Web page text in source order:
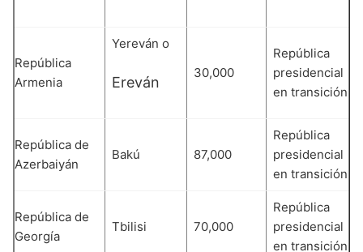
República
Armenia
Yereván o
Ereván
30,000
República
presidencial
en transición
República de
Azerbaiyán
Bakú 87,000
República
presidencial
en transición
República de
Georgía
Tbilisi 70,000
República
presidencial
en transición